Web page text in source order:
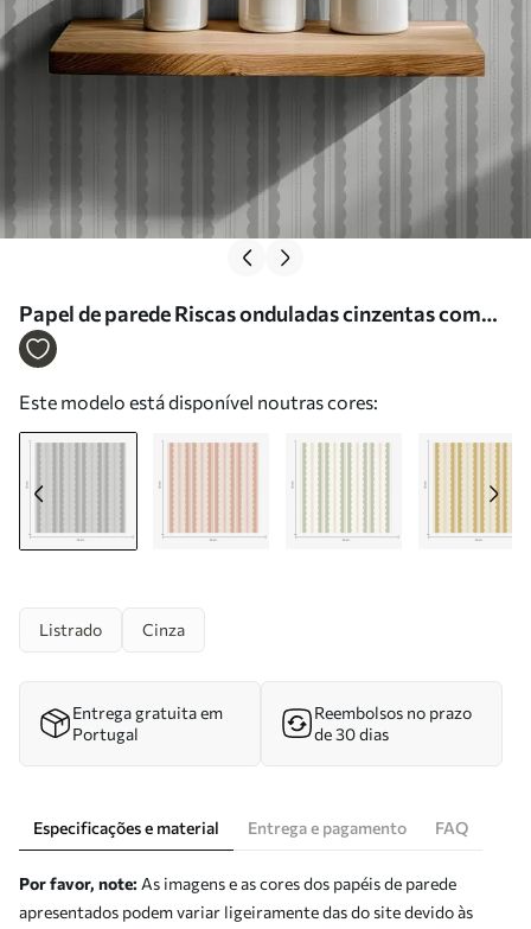
Papel de parede Riscas onduladas cinzentas com
finas linhas pontilhadas Nr. a01185v1
Este modelo está disponível noutras cores:
Listrado Cinza
Entrega gratuita em
Portugal
Reembolsos no prazo
de 30 dias
Especificações e material Entrega e pagamento FAQ
Por favor, note: As imagens e as cores dos papéis de parede
apresentados podem variar ligeiramente das do site devido às